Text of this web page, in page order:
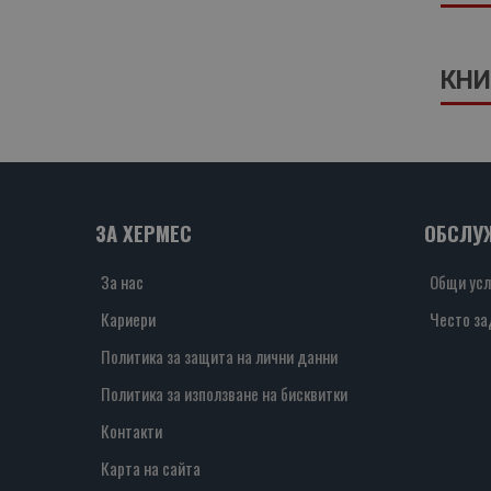
ЗА ХЕРМЕС
За нас
Кариери
Политика за защита на лични данни
Политика за използване на бисквитки
Контакти
Карта на сайта
Общи
Често